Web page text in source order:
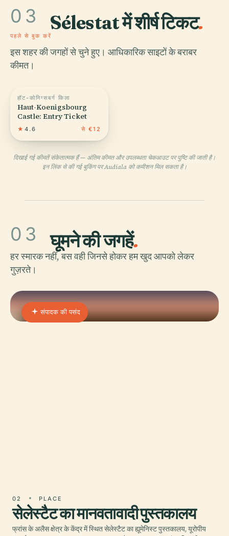
03 Sélestat में शीर्ष टिकट.
पहले से बुक करें
इस शहर की जगहों से चुने हुए। आधिकारिक साइटों के बराबर
कीमत।
हॉट-कोनिग्सबर्ग किला
Haut-Koenigsbourg
Castle: Entry Ticket
★ 4.6 से €12
दिखाई गई कीमतें संकेतात्मक हैं — अंतिम कीमत और उपलब्धता चेकआउट पर पुष्टि की जाती है।
इन लिंक से की गई बुकिंग पर Audiala को कमीशन मिल सकता है।
03 घूमने की जगहें.
हर स्मारक नहीं, बस वही जिनसे होकर हम खुद आपको लेकर
गुज़रते।
संपादक की पसंद
02 PLACE
सेलेस्टैट का मानवतावादी पुस्तकालय
फ्रांस के अलैस क्षेत्र के केंद्र में स्थित सेलेस्टैट का ह्यूमेनिस्ट पुस्तकालय, यूरोपीय